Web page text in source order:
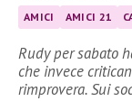
AMICI AMICI 21
Rudy per sabato
che invece
rimprovera. Sui